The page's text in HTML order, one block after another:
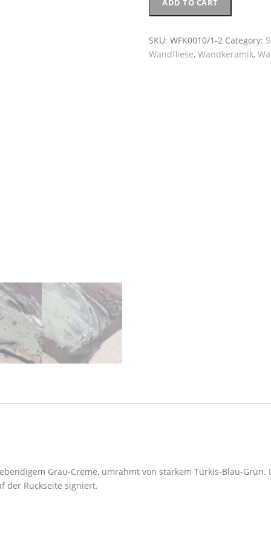
Wandfliesen,
Raku,
Unikate
ADD TO CART
SKU:WFK0010/1-2 Category:
Wandfliese,Wandkeramik,
Grau-Creme, umrahmt von starkem Türkis-Blau-Grün.
der Rückseite signiert.